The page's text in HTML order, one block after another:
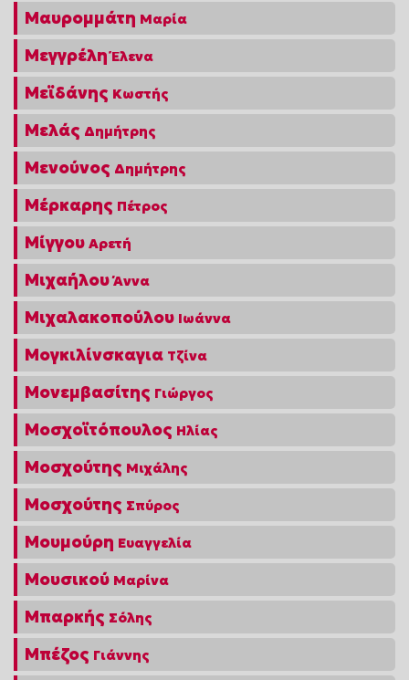
Μαυρομμάτη Μαρία
Μεγγρέλη Έλενα
Μεϊδάνης Κωστής
Μελάς Δημήτρης
Μενούνος Δημήτρης
Μέρκαρης Πέτρος
Μίγγου Αρετή
Μιχαήλου Άννα
Μιχαλακοπούλου Ιωάννα
Μογκιλίνσκαγια Τζίνα
Μονεμβασίτης Γιώργος
Μοσχοϊτόπουλος Ηλίας
Μοσχούτης Μιχάλης
Μοσχούτης Σπύρος
Μουμούρη Ευαγγελία
Μουσικού Μαρίνα
Μπαρκής Σόλης
Μπέζος Γιάννης